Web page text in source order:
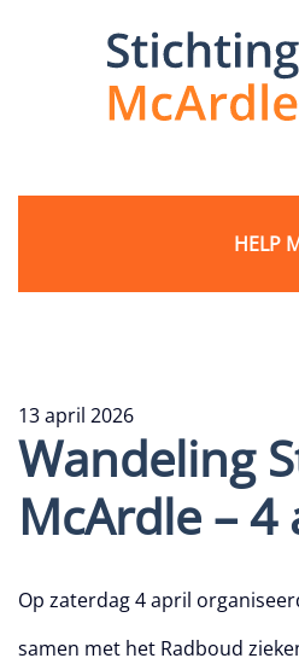
HELP
13 april 2026
Wandeling
McArdle –
Op zaterdag 4 april
samen met het Radboud